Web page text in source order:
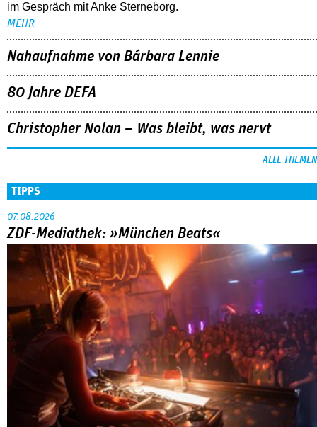
im Gespräch mit Anke Sterneborg.
MEHR
Nahaufnahme von Bárbara Lennie
80 Jahre DEFA
Christopher Nolan – Was bleibt, was nervt
ALLE THEMEN
TIPPS
07.08.2026
ZDF-Mediathek: »München Beats«